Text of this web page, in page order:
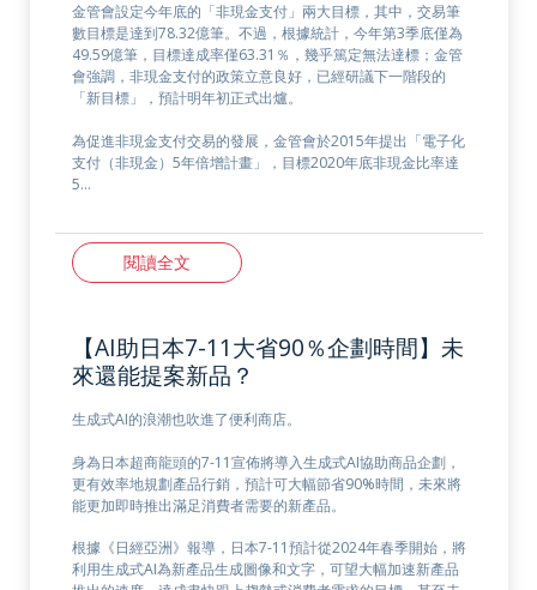
金管會設定今年底的「非現金支付」兩大目標，其中，交易筆
數目標是達到78.32億筆。不過，根據統計，今年第3季底僅為
49.59億筆，目標達成率僅63.31％，幾乎篤定無法達標；金管
會強調，非現金支付的政策立意良好，已經研議下一階段的
「新目標」，預計明年初正式出爐。
為促進非現金支付交易的發展，金管會於2015年提出「電子化
支付（非現金）5年倍增計畫」，目標2020年底非現金比率達
5…
閱讀全文
【AI助日本7-11大省90％企劃時間】未
來還能提案新品？
生成式AI的浪潮也吹進了便利商店。
身為日本超商龍頭的7-11宣佈將導入生成式AI協助商品企劃，
更有效率地規劃產品行銷，預計可大幅節省90%時間，未來將
能更加即時推出滿足消費者需要的新產品。
根據《日經亞洲》報導，日本7-11預計從2024年春季開始，將
利用生成式AI為新產品生成圖像和文字，可望大幅加速新產品